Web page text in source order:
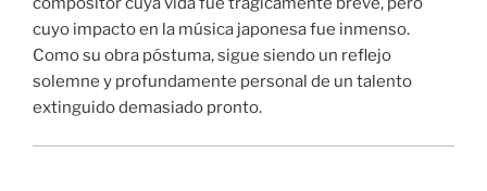
cuyo impacto en la música japonesa fue inmenso.
Como su obra póstuma, sigue siendo un reflejo
solemne y profundamente personal de un talento
extinguido demasiado pronto.